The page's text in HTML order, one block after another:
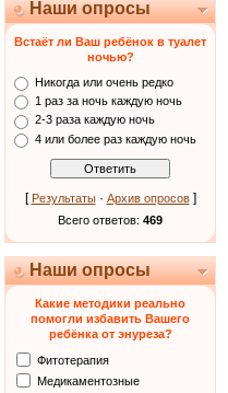
Наши опросы
Встаёт ли Ваш ребёнок в туалет
ночью?
Никогда или очень редко
1 раз за ночь каждую ночь
2-3 раза каждую ночь
4 или более раз каждую ночь
[ Результаты· Архив опросов]
Всего ответов: 469
Наши опросы
Какие методики реально
помогли избавить Вашего
ребёнка от энуреза?
Фитотерапия
Медикаментозные